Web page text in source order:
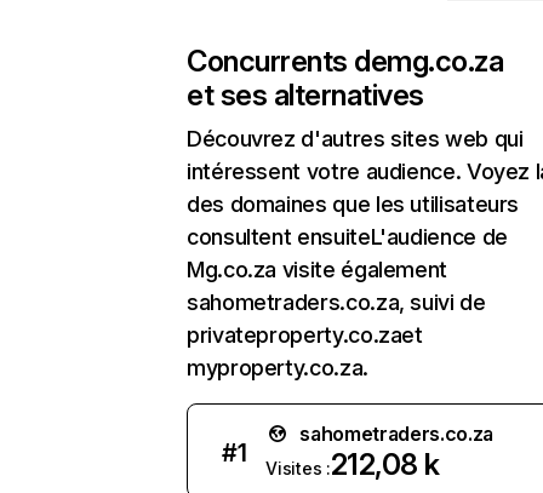
Concurrents demg.co.za
et ses alternatives
Découvrez d'autres sites web qui
intéressent votre audience. Voyez
des domaines que les utilisateurs
consultent ensuiteL'audience de
Mg.co.za visite également
sahometraders.co.za, suivi de
privateproperty.co.zaet
myproperty.co.za.
#1
sahometraders.co.za
Visites :212,08 k